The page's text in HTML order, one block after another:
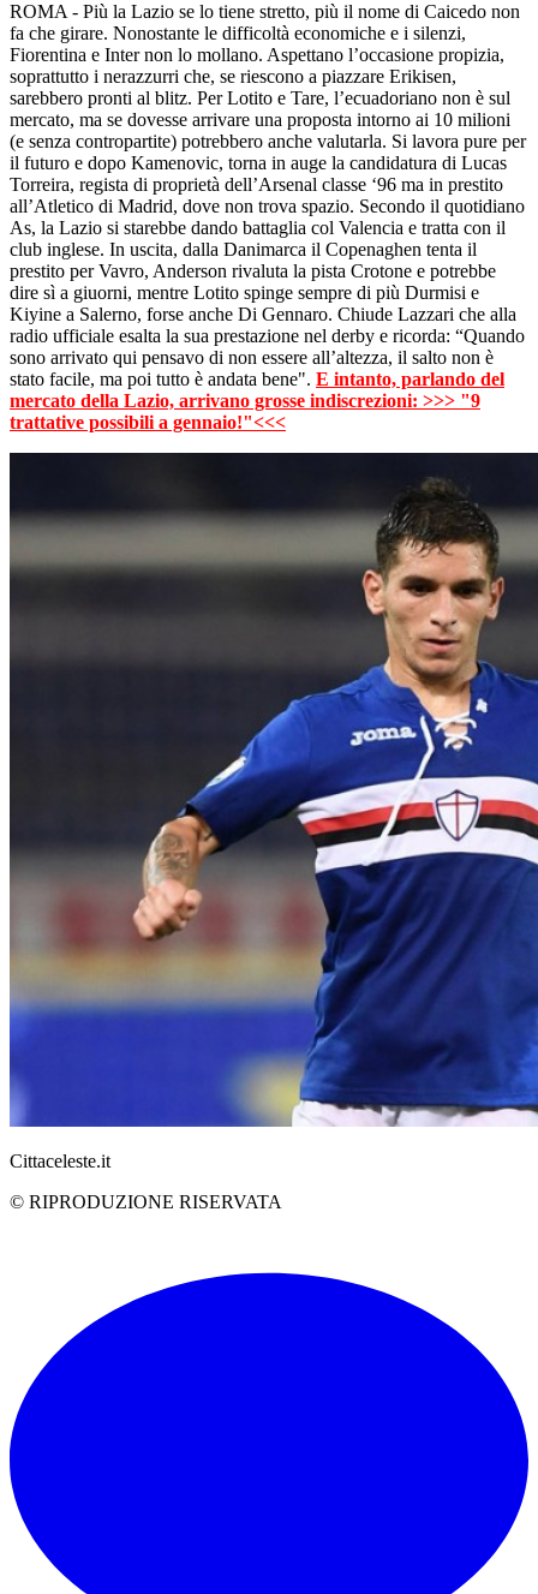
ROMA - Più la Lazio se lo tiene stretto, più il nome di Caicedo non
fa che girare. Nonostante le difficoltà economiche e i silenzi,
Fiorentina e Inter non lo mollano. Aspettano l’occasione propizia,
soprattutto i nerazzurri che, se riescono a piazzare Erikisen,
sarebbero pronti al blitz. Per Lotito e Tare, l’ecuadoriano non è sul
mercato, ma se dovesse arrivare una proposta intorno ai 10 milioni
(e senza contropartite) potrebbero anche valutarla. Si lavora pure per
il futuro e dopo Kamenovic, torna in auge la candidatura di Lucas
Torreira, regista di proprietà dell’Arsenal classe ‘96 ma in prestito
all’Atletico di Madrid, dove non trova spazio. Secondo il quotidiano
As, la Lazio si starebbe dando battaglia col Valencia e tratta con il
club inglese. In uscita, dalla Danimarca il Copenaghen tenta il
prestito per Vavro, Anderson rivaluta la pista Crotone e potrebbe
dire sì a giuorni, mentre Lotito spinge sempre di più Durmisi e
Kiyine a Salerno, forse anche Di Gennaro. Chiude Lazzari che alla
radio ufficiale esalta la sua prestazione nel derby e ricorda: “Quando
sono arrivato qui pensavo di non essere all’altezza, il salto non è
stato facile, ma poi tutto è andata bene". E intanto, parlando del
mercato della Lazio, arrivano grosse indiscrezioni: >>> "9
trattative possibili a gennaio!"<<<
Cittaceleste.it
© RIPRODUZIONE RISERVATA